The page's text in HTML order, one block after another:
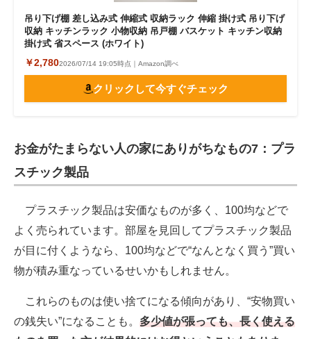
吊り下げ棚 差し込み式 伸縮式 収納ラック 伸縮 掛け式 吊り下げ
収納 キッチンラック 小物収納 吊戸棚 バスケット キッチン収納
掛け式 省スペース (ホワイト)
￥2,7802026/07/14 19:05時点｜Amazon調べ
クリックして今すぐチェック
お金がたまらない人の家にありがちなもの7：プラ
スチック製品
プラスチック製品は安価なものが多く、100均などで
よく売られています。部屋を見回してプラスチック製品
が目に付くようなら、100均などで“なんとなく買う”買い
物が積み重なっているせいかもしれません。
これらのものは使い捨てになる傾向があり、“安物買い
の銭失い”になることも。 多少値が張っても、長く使える